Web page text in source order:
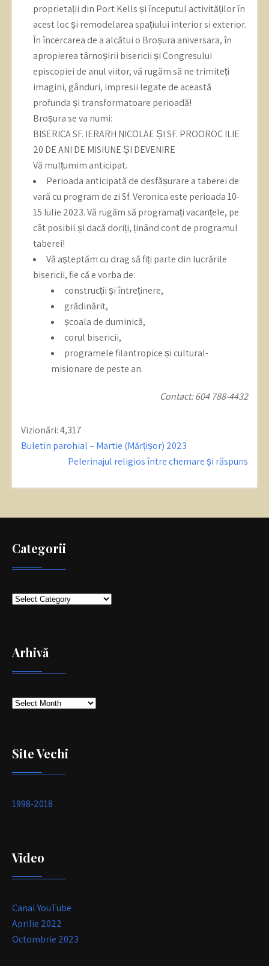
proprietații din Port Kells și începutul activităților în
acest loc și remodelarea spațiului interior si exterior.
În încercarea de a alcătui o Broșura aniversara, în
apropierea târnoșirii bisericii și Congresului
episcopiei de anul viitor, vă rugăm să ne trimiteți
imagini, gânduri, impresii legate de această
profunda și transformatoare perioadă!
Broșura se va numi:
BISERICA SF. IERARH NICOLAE ȘI SF. PROOROC ILIE
20 DE ANI DE MISIUNE ȘI DEVENIRE
Vă mulțumim anticipat.
Perioada anticipată de desfășurare a taberei de
vară cu program de zi Sf. Veronica este perioada 10-
15 Iulie 2023. Vă rugăm să programați vacanțele, pe
cât posibil și dacă doriți, ținând cont de programul
taberei!
Vă așteptăm cu drag să fiți parte din lucrările
bisericii, fie că e vorba de:
construcții și întreținere,
grădinărit,
școala de duminică,
corul bisericii,
programele filantropice și cultural-
misionare de peste an.
Contact: 604 788-4432
Vizionări:4,317
Post
navigation
Buletin parohial – Martie (Mărțișor) 2023
Pelerinajul religios între chemare și răspuns
Categorii
Categorii
Arhivă
Arhivă
Site Vechi
1998-2018
Video
Canal YouTube
Aprilie 2022
Octombrie 2023